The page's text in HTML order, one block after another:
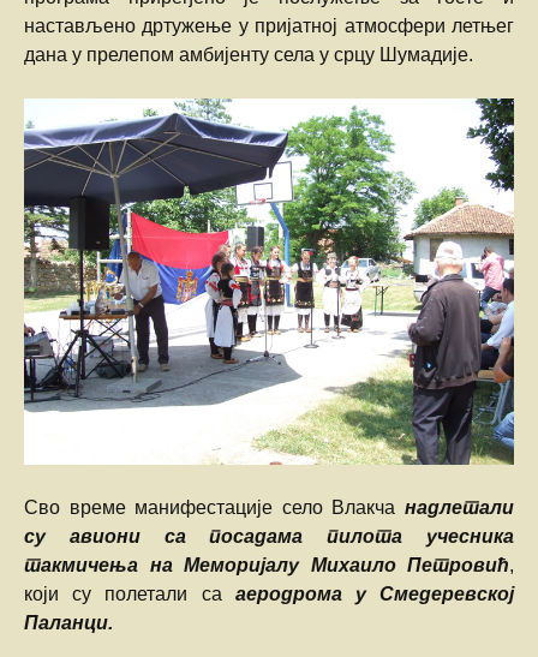
настављено дртужење у пријатној атмосфери летњег
дана у прелепом амбијенту села у срцу Шумадије.
Сво време манифестације село Влакча надлетали
су авиони са посадама пилота учесника
такмичења на Меморијалу Михаило Петровић,
који су полетали са аеродрома у Смедеревској
Паланци.